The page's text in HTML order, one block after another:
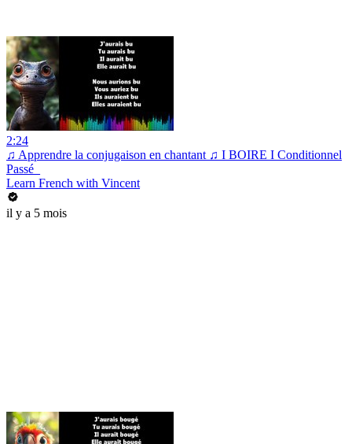
2:24
♫ Apprendre la conjugaison en chantant ♫ I BOIRE I Conditionnel
Passé_
Learn French with Vincent
il y a 5 mois